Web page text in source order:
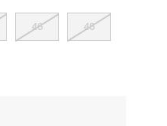
46 48